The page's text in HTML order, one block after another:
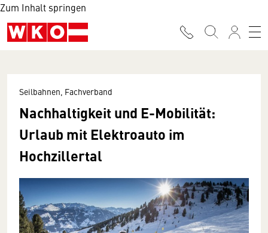
Zum Inhalt springen
Seilbahnen, Fachverband
Nachhaltigkeit und E-Mobilität:
Urlaub mit Elektroauto im
Hochzillertal